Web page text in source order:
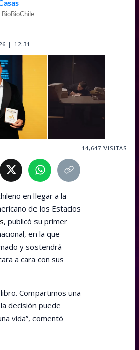
| 12:31
14,647 VISITAS
en llegar a la
de los Estados
, publicó su primer
en la que
y sostendrá
a cara con sus
Compartimos una
decisión puede
vida”, comentó